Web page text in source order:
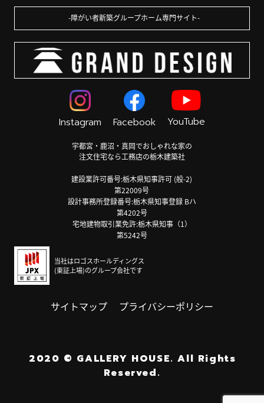
障がい者新築グループホーム専門サイト
Instagram Facebook YouTube
宇都宮・鹿沼・真岡でおしゃれな家の
注文住宅なら工務店の栃木建築社
建設業許可番号:栃木県知事許可 (般-2)
第22009号
設計事務所登録番号:栃木県知事登録 Bハ
第4202号
宅地建物取引業免許:栃木県知事（1）
第5242号
当社はロゴスホールディングス
(東証上場)のグループ会社です
サイトマップ プライバシーポリシー
2020 © GALLERY HOUSE. All Rights
Reserved.